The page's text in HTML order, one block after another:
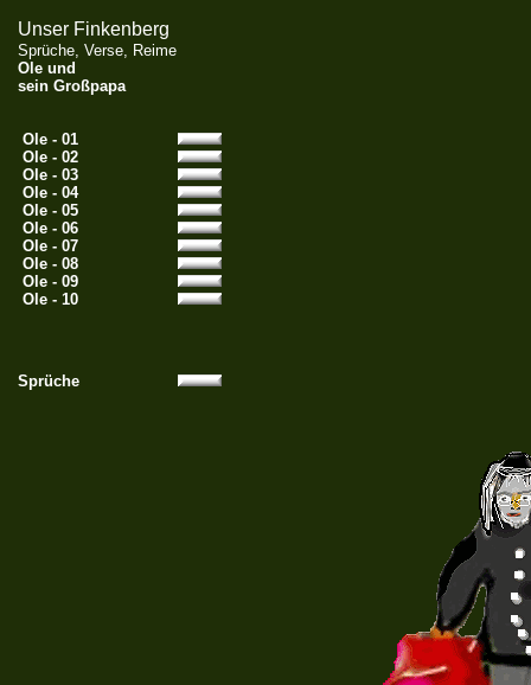
Unser Finkenberg
Sprüche, Verse, Reime
Ole und
sein Großpapa
Ole - 01
Ole - 02
Ole - 03
Ole - 04
Ole - 05
Ole - 06
Ole - 07
Ole - 08
Ole - 09
Ole - 10
Sprüche